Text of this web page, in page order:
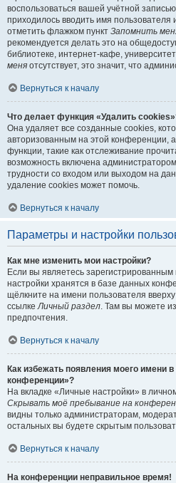
воспользоваться вашей учётной
приходилось вводить имя
отметить флажком пункт Запомнить
рекомендуется делать это на
библиотеке, интернет-кафе,
меня отсутствует, это значит, что
Вернуться к началу
Что делает функция «Удалить
Она удаляет все созданные cookies,
авторизованным на этой конференции,
функции, такие как отслеживание
возможность включена
трудности со входом или выходом на
удаление cookies может помочь.
Вернуться к началу
Параметры и настройки
Как мне изменить мои настройки?
Если вы являетесь
настройки хранятся в базе данных
щёлкните на имени пользователя
ссылкеЛичный раздел. Там вы можете
предпочтения.
Вернуться к началу
Как избежать появления моего имени
конференции»?
На вкладке «Личные настройки» в
Скрывать моё пребывание на
видны только администраторам,
остальных вы будете скрытым
Вернуться к началу
На конференции неправильное время!